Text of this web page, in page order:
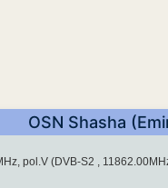
OSN Shasha
pol.V (DVB-S2 ,